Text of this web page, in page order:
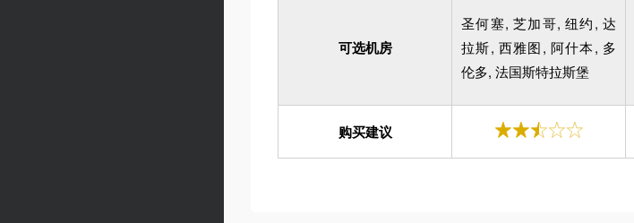
可选机房
圣何塞, 芝加哥, 纽约, 达
拉斯, 西雅图, 阿什本, 多
伦多, 法国斯特拉斯堡
购买建议